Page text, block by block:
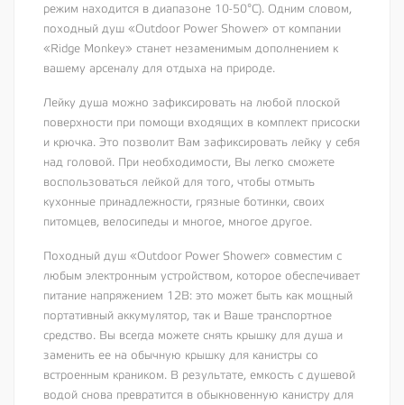
режим находится в диапазоне 10-50°C). Одним словом,
походный душ «Outdoor Power Shower» от компании
«Ridge Monkey» станет незаменимым дополнением к
вашему арсеналу для отдыха на природе.
Лейку душа можно зафиксировать на любой плоской
поверхности при помощи входящих в комплект присоски
и крючка. Это позволит Вам зафиксировать лейку у себя
над головой. При необходимости, Вы легко сможете
воспользоваться лейкой для того, чтобы отмыть
кухонные принадлежности, грязные ботинки, своих
питомцев, велосипеды и многое, многое другое.
Походный душ «Outdoor Power Shower» совместим с
любым электронным устройством, которое обеспечивает
питание напряжением 12В: это может быть как мощный
портативный аккумулятор, так и Ваше транспортное
средство. Вы всегда можете снять крышку для душа и
заменить ее на обычную крышку для канистры со
встроенным краником. В результате, емкость с душевой
водой снова превратится в обыкновенную канистру для